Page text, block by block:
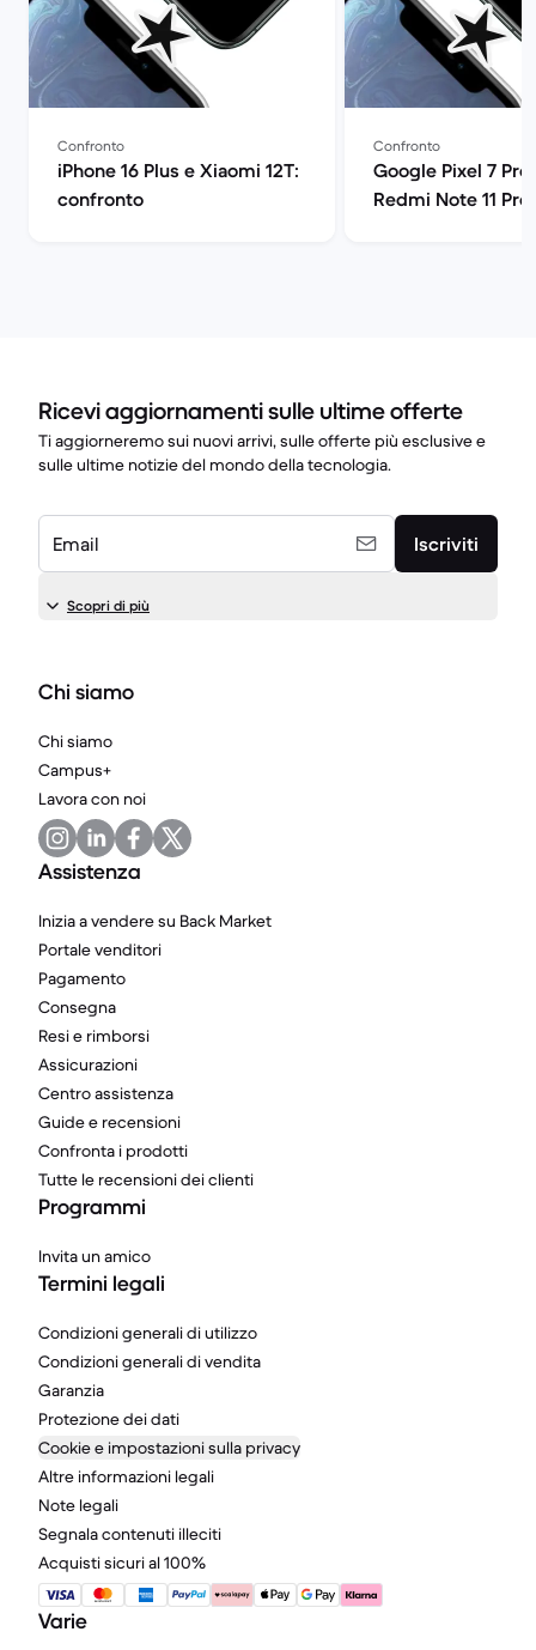
Confronto
iPhone 16 Plus e Xiaomi 12T:
confronto
Confronto
Google Pixel 7
Redmi Note 11 Pro
Ricevi aggiornamenti sulle ultime offerte
Ti aggiorneremo sui nuovi arrivi, sulle offerte più esclusive e
sulle ultime notizie del mondo della tecnologia.
Email Iscriviti
Scopri di più
Chi siamo
Chi siamo
Campus+
Lavora con noi
Assistenza
Inizia a vendere su Back Market
Portale venditori
Pagamento
Consegna
Resi e rimborsi
Assicurazioni
Centro assistenza
Guide e recensioni
Confronta i prodotti
Tutte le recensioni dei clienti
Programmi
Invita un amico
Termini legali
Condizioni generali di utilizzo
Condizioni generali di vendita
Garanzia
Protezione dei dati
Cookie e impostazioni sulla privacy
Altre informazioni legali
Note legali
Segnala contenuti illeciti
Acquisti sicuri al 100%
Varie